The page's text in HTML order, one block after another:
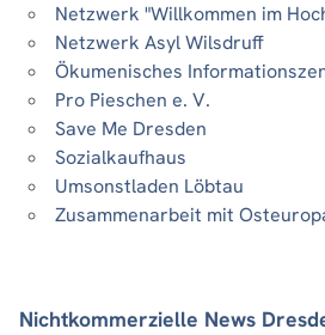
Netzwerk "Willkommen im
Netzwerk Asyl Wilsdruff
Ökumenisches
Pro Pieschen e. V.
Save Me Dresden
Sozialkaufhaus
Umsonstladen Löbtau
Zusammenarbeit mit
Nichtkommerzielle News